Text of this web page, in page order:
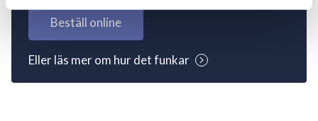
Beställ online
Eller läs mer om hur det funkar